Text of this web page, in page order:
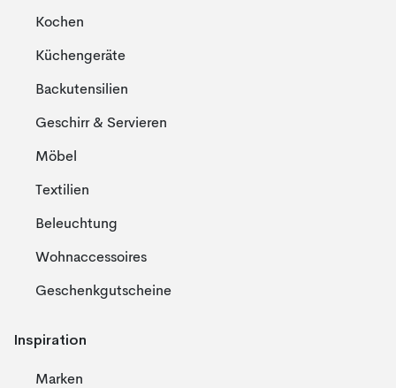
Kochen
Küchengeräte
Backutensilien
Geschirr & Servieren
Möbel
Textilien
Beleuchtung
Wohnaccessoires
Geschenkgutscheine
Inspiration
Marken